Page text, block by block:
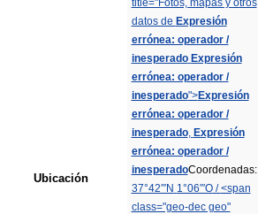
Ubicación
title="Fotos, mapas y otros
datos de Expresión
errónea: operador /
inesperado Expresión
errónea: operador /
inesperado">Expresión
errónea: operador /
inesperado, Expresión
errónea: operador /
inesperadoCoordenadas:
37°42′″N 1°06′″O/<span
class="geo-dec geo"